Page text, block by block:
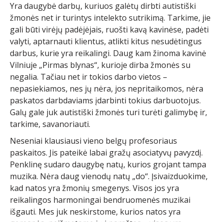
Yra daugybė darbų, kuriuos galėtų dirbti autistiški
žmonės net ir turintys intelekto sutrikimą. Tarkime, jie
gali būti virėjų padėjėjais, ruošti kavą kavinėse, padėti
valyti, aptarnauti klientus, atlikti kitus nesudėtingus
darbus, kurie yra reikalingi. Daug kam žinoma kavinė
Vilniuje „Pirmas blynas“, kurioje dirba žmonės su
negalia. Tačiau net ir tokios darbo vietos –
nepasiekiamos, nes jų nėra, jos nepritaikomos, nėra
paskatos darbdaviams įdarbinti tokius darbuotojus.
Galų gale juk autistiški žmonės turi turėti galimybę ir,
tarkime, savanoriauti.
Neseniai klausiausi vieno belgų profesoriaus
paskaitos. Jis pateikė labai gražų asociatyvų pavyzdį.
Penklinę sudaro daugybę natų, kurios grojant tampa
muzika. Nėra daug vienodų natų „do“. Įsivaizduokime,
kad natos yra žmonių smegenys. Visos jos yra
reikalingos harmoningai bendruomenės muzikai
išgauti. Mes juk neskirstome, kurios natos yra